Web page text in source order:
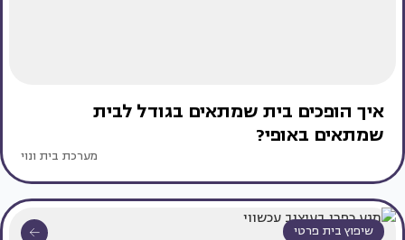
איך הופכים בית שמתאים בגודל לבית
שמתאים באופי?
מערכת בית ונוי
שיפוץ בית פרטי